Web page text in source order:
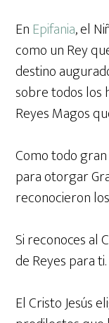
En Epifania, el
como un Rey
destino
sobre todos los
Reyes Magos
Como todo
para otorgar
reconocieron
Si reconoces al
de Reyes para ti.
El Cristo Jesús